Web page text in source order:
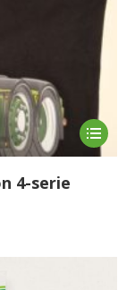
Dit
product
optie
4-serie